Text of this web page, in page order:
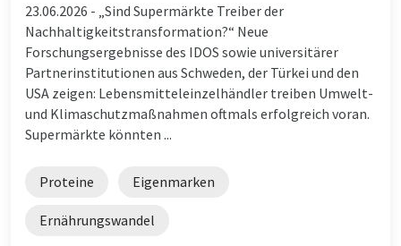
23.06.2026 - „Sind Supermärkte Treiber der
Nachhaltigkeitstransformation?“ Neue
Forschungsergebnisse des IDOS sowie universitärer
Partnerinstitutionen aus Schweden, der Türkei und den
USA zeigen: Lebensmitteleinzelhändler treiben Umwelt-
und Klimaschutzmaßnahmen oftmals erfolgreich voran.
Supermärkte könnten ...
Proteine Eigenmarken
Ernährungswandel